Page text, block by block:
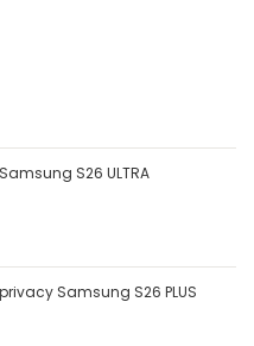
S26 ULTRA
Samsung S26 PLUS